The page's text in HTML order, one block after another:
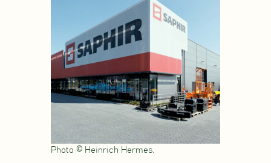
Photo © Heinrich Hermes.